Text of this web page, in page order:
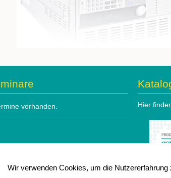
Wir verwenden Cookies, um die
vorhanden. Hier